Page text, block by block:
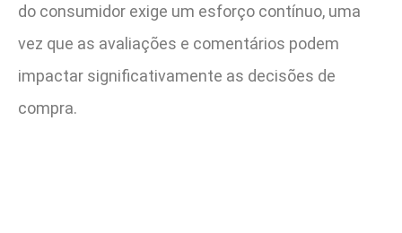
do consumidor exige um esforço contínuo, uma
vez que as avaliações e comentários podem
impactar significativamente as decisões de
compra.